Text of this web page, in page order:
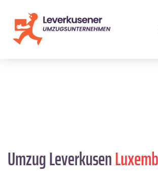
Umzug Leverkusen